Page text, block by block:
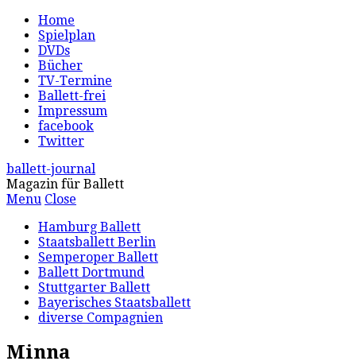
Home
Spielplan
DVDs
Bücher
TV-Termine
Ballett-frei
Impressum
facebook
Twitter
ballett-journal
Magazin für Ballett
Menu Close
Hamburg Ballett
Staatsballett Berlin
Semperoper Ballett
Ballett Dortmund
Stuttgarter Ballett
Bayerisches Staatsballett
diverse Compagnien
Minna